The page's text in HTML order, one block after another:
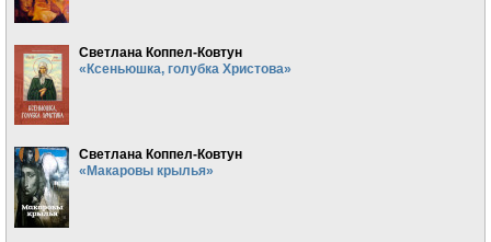
Светлана Коппел-Ковтун
«Ксеньюшка, голубка Христова»
Светлана Коппел-Ковтун
«Макаровы крылья»